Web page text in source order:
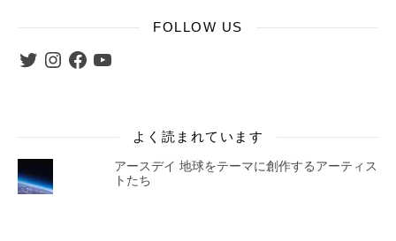
FOLLOW US
TwitterInstagram
FacebookYouTube
よく読まれています
アースデイ 地球をテーマに創作するアーティス
トたち